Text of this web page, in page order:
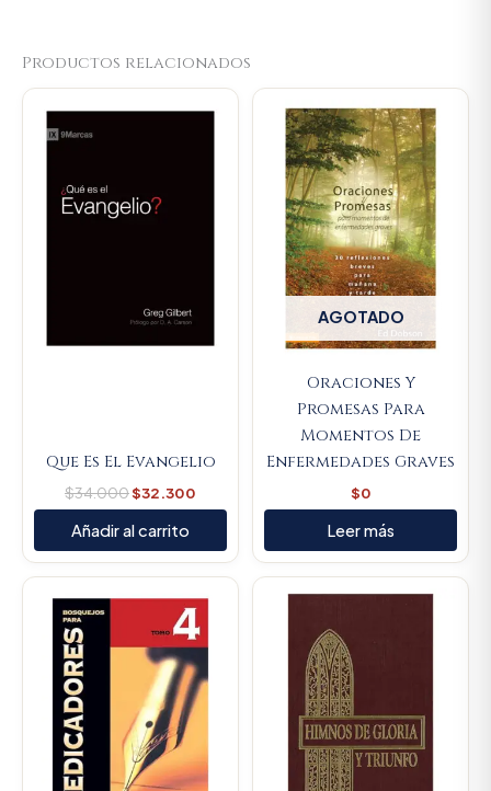
Productos relacionados
Que Es El Evangelio
$34.000
price
$32.300
Current
price
Añadir al carrito
AGOTADO
Oraciones Y
Promesas Para
Momentos De
Enfermedades Graves
$0
Leer más
price
$89.900.
Current
price
is:
$85.405.
Current